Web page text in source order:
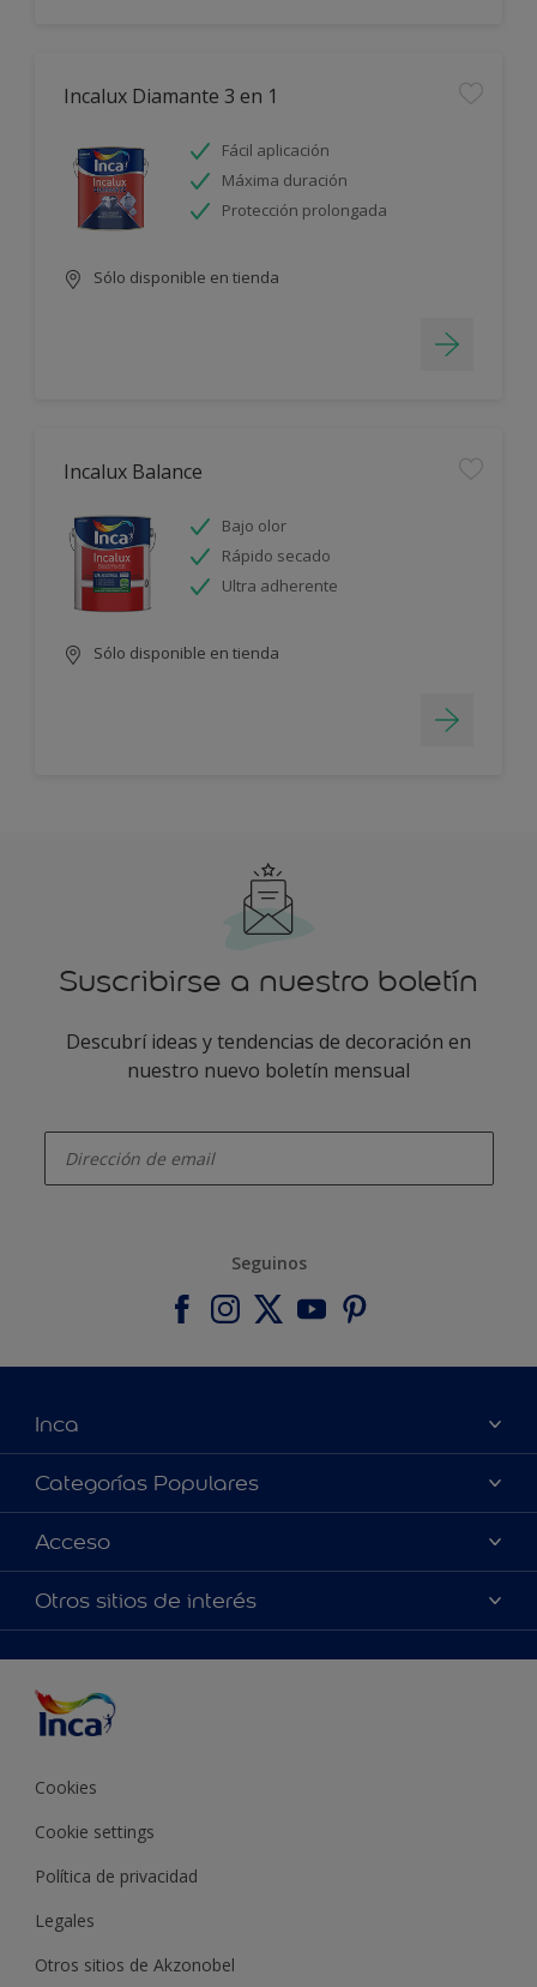
Incalux Diamante 3 en 1
Fácil aplicación
Máxima duración
Protección prolongada
Sólo disponible en tienda
Incalux Balance
Bajo olor
Rápido secado
Ultra adherente
Sólo disponible en tienda
Suscribirse a nuestro boletín
Descubrí ideas y tendencias de decoración en
nuestro nuevo boletín mensual
Seguinos
Inca
Acerca de Inca
Contactanos
Encontrá un distribuidor Inca
Categorías Populares
Colores
Productos
Inspiración
Acceso
Accesibilidad
Precisión del color
Otros sitios de interés
Cookies
Cookie settings
Política de privacidad
Legales
Otros sitios de Akzonobel